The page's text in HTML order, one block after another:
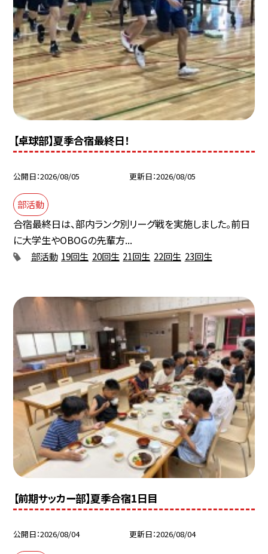
【卓球部】夏季合宿最終日！
公開日 2026/08/05 更新日 2026/08/05
部活動
合宿最終日は、部内ランク別リーグ戦を実施しました。前日
に大学生やOBOGの先輩方...
部活動 19回生 20回生 21回生 22回生 23回生
【前期サッカー部】夏季合宿1日目
公開日 2026/08/04 更新日 2026/08/04